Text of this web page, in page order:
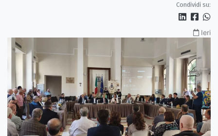
Condividi su:
Ieri